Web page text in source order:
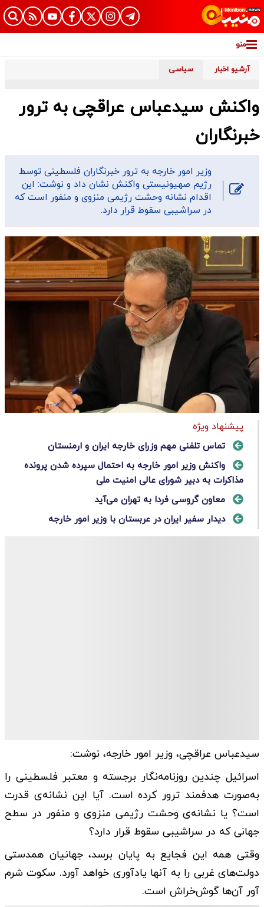
منو
آرشیو اخبار سیاسی
واکنش سیدعباس عراقچی به ترور
خبرنگاران
وزیر امور خارجه به ترور خبرنگاران فلسطینی توسط
رژیم صهیونیستی واکنش نشان داد و نوشت: این
اقدام نشانه‌ وحشت رژیمی منزوی و منفور است که
در سراشیبی سقوط قرار دارد.
پیشنهاد ویژه
تماس تلفنی مهم وزرای خارجه ایران و ارمنستان
واکنش وزیر امور خارجه به احتمال سپرده شدن پرونده
مذاکرات به دبیر شورای عالی امنیت ملی
معاون گروسی فردا به تهران می‌آید
دیدار سفیر ایران در عربستان با وزیر امور خارجه
سیدعباس عراقچی، وزیر امور خارجه، نوشت:
اسرائیل چندین روزنامه‌نگار برجسته و معتبر فلسطینی را
به‌صورت هدفمند ترور کرده است. آیا این نشانه‌ی قدرت
است؟ یا نشانه‌ی وحشت رژیمی منزوی و منفور در سطح
جهانی که در سراشیبی سقوط قرار دارد؟
وقتی همه‌ این فجایع به پایان برسد، جهانیان همدستی
دولت‌های غربی را به آنها یادآوری خواهد آورد. سکوت شرم
آور آن‌ها گوش‌خراش است.